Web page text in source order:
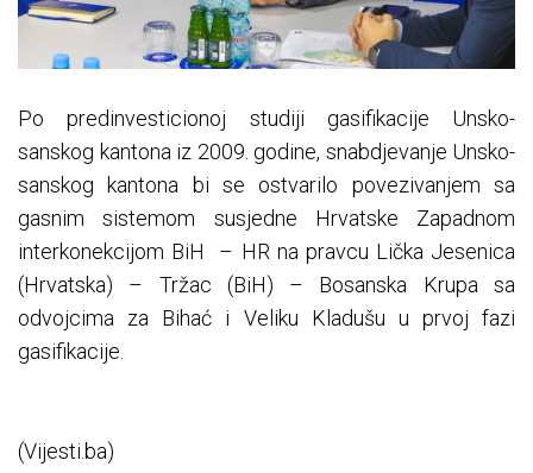
Po predinvesticionoj studiji gasifikacije Unsko-
sanskog kantona iz 2009. godine, snabdjevanje Unsko-
sanskog kantona bi se ostvarilo povezivanjem sa
gasnim sistemom susjedne Hrvatske Zapadnom
interkonekcijom BiH – HR na pravcu Lička Jesenica
(Hrvatska) – Tržac (BiH) – Bosanska Krupa sa
odvojcima za Bihać i Veliku Kladušu u prvoj fazi
gasifikacije.
(Vijesti.ba)